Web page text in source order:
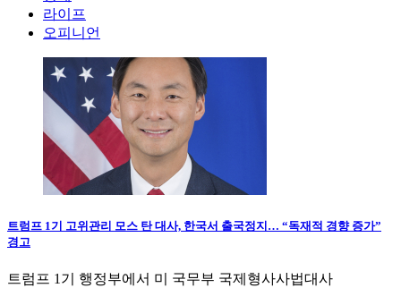
라이프
오피니언
트럼프 1기 고위관리 모스 탄 대사, 한국서 출국정지… “독재적 경향 증가”
경고
트럼프 1기 행정부에서 미 국무부 국제형사사법대사